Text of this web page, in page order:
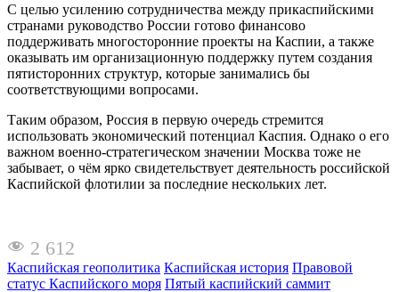
С целью усилению сотрудничества между прикаспийскими
странами руководство России готово финансово
поддерживать многосторонние проекты на Каспии, а также
оказывать им организационную поддержку путем создания
пятисторонних структур, которые занимались бы
соответствующими вопросами.
Таким образом, Россия в первую очередь стремится
использовать экономический потенциал Каспия. Однако о его
важном военно-стратегическом значении Москва тоже не
забывает, о чём ярко свидетельствует деятельность российской
Каспийской флотилии за последние нескольких лет.
2 612
Каспийская геополитика Каспийская история Правовой
статус Каспийского моря Пятый каспийский саммит